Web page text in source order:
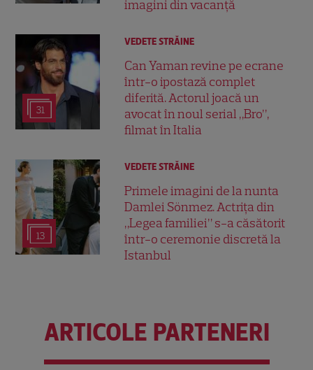
imagini din vacanță
31
VEDETE STRĂINE
Can Yaman revine pe ecrane
într-o ipostază complet
diferită. Actorul joacă un
avocat în noul serial „Bro”,
filmat în Italia
13
VEDETE STRĂINE
Primele imagini de la nunta
Damlei Sönmez. Actrița din
„Legea familiei” s-a căsătorit
într-o ceremonie discretă la
Istanbul
ARTICOLE PARTENERI